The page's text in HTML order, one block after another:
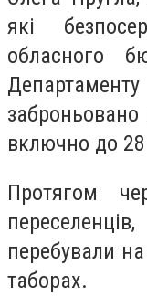
які
обласного
включно до
Протягом
перебували
таборах.